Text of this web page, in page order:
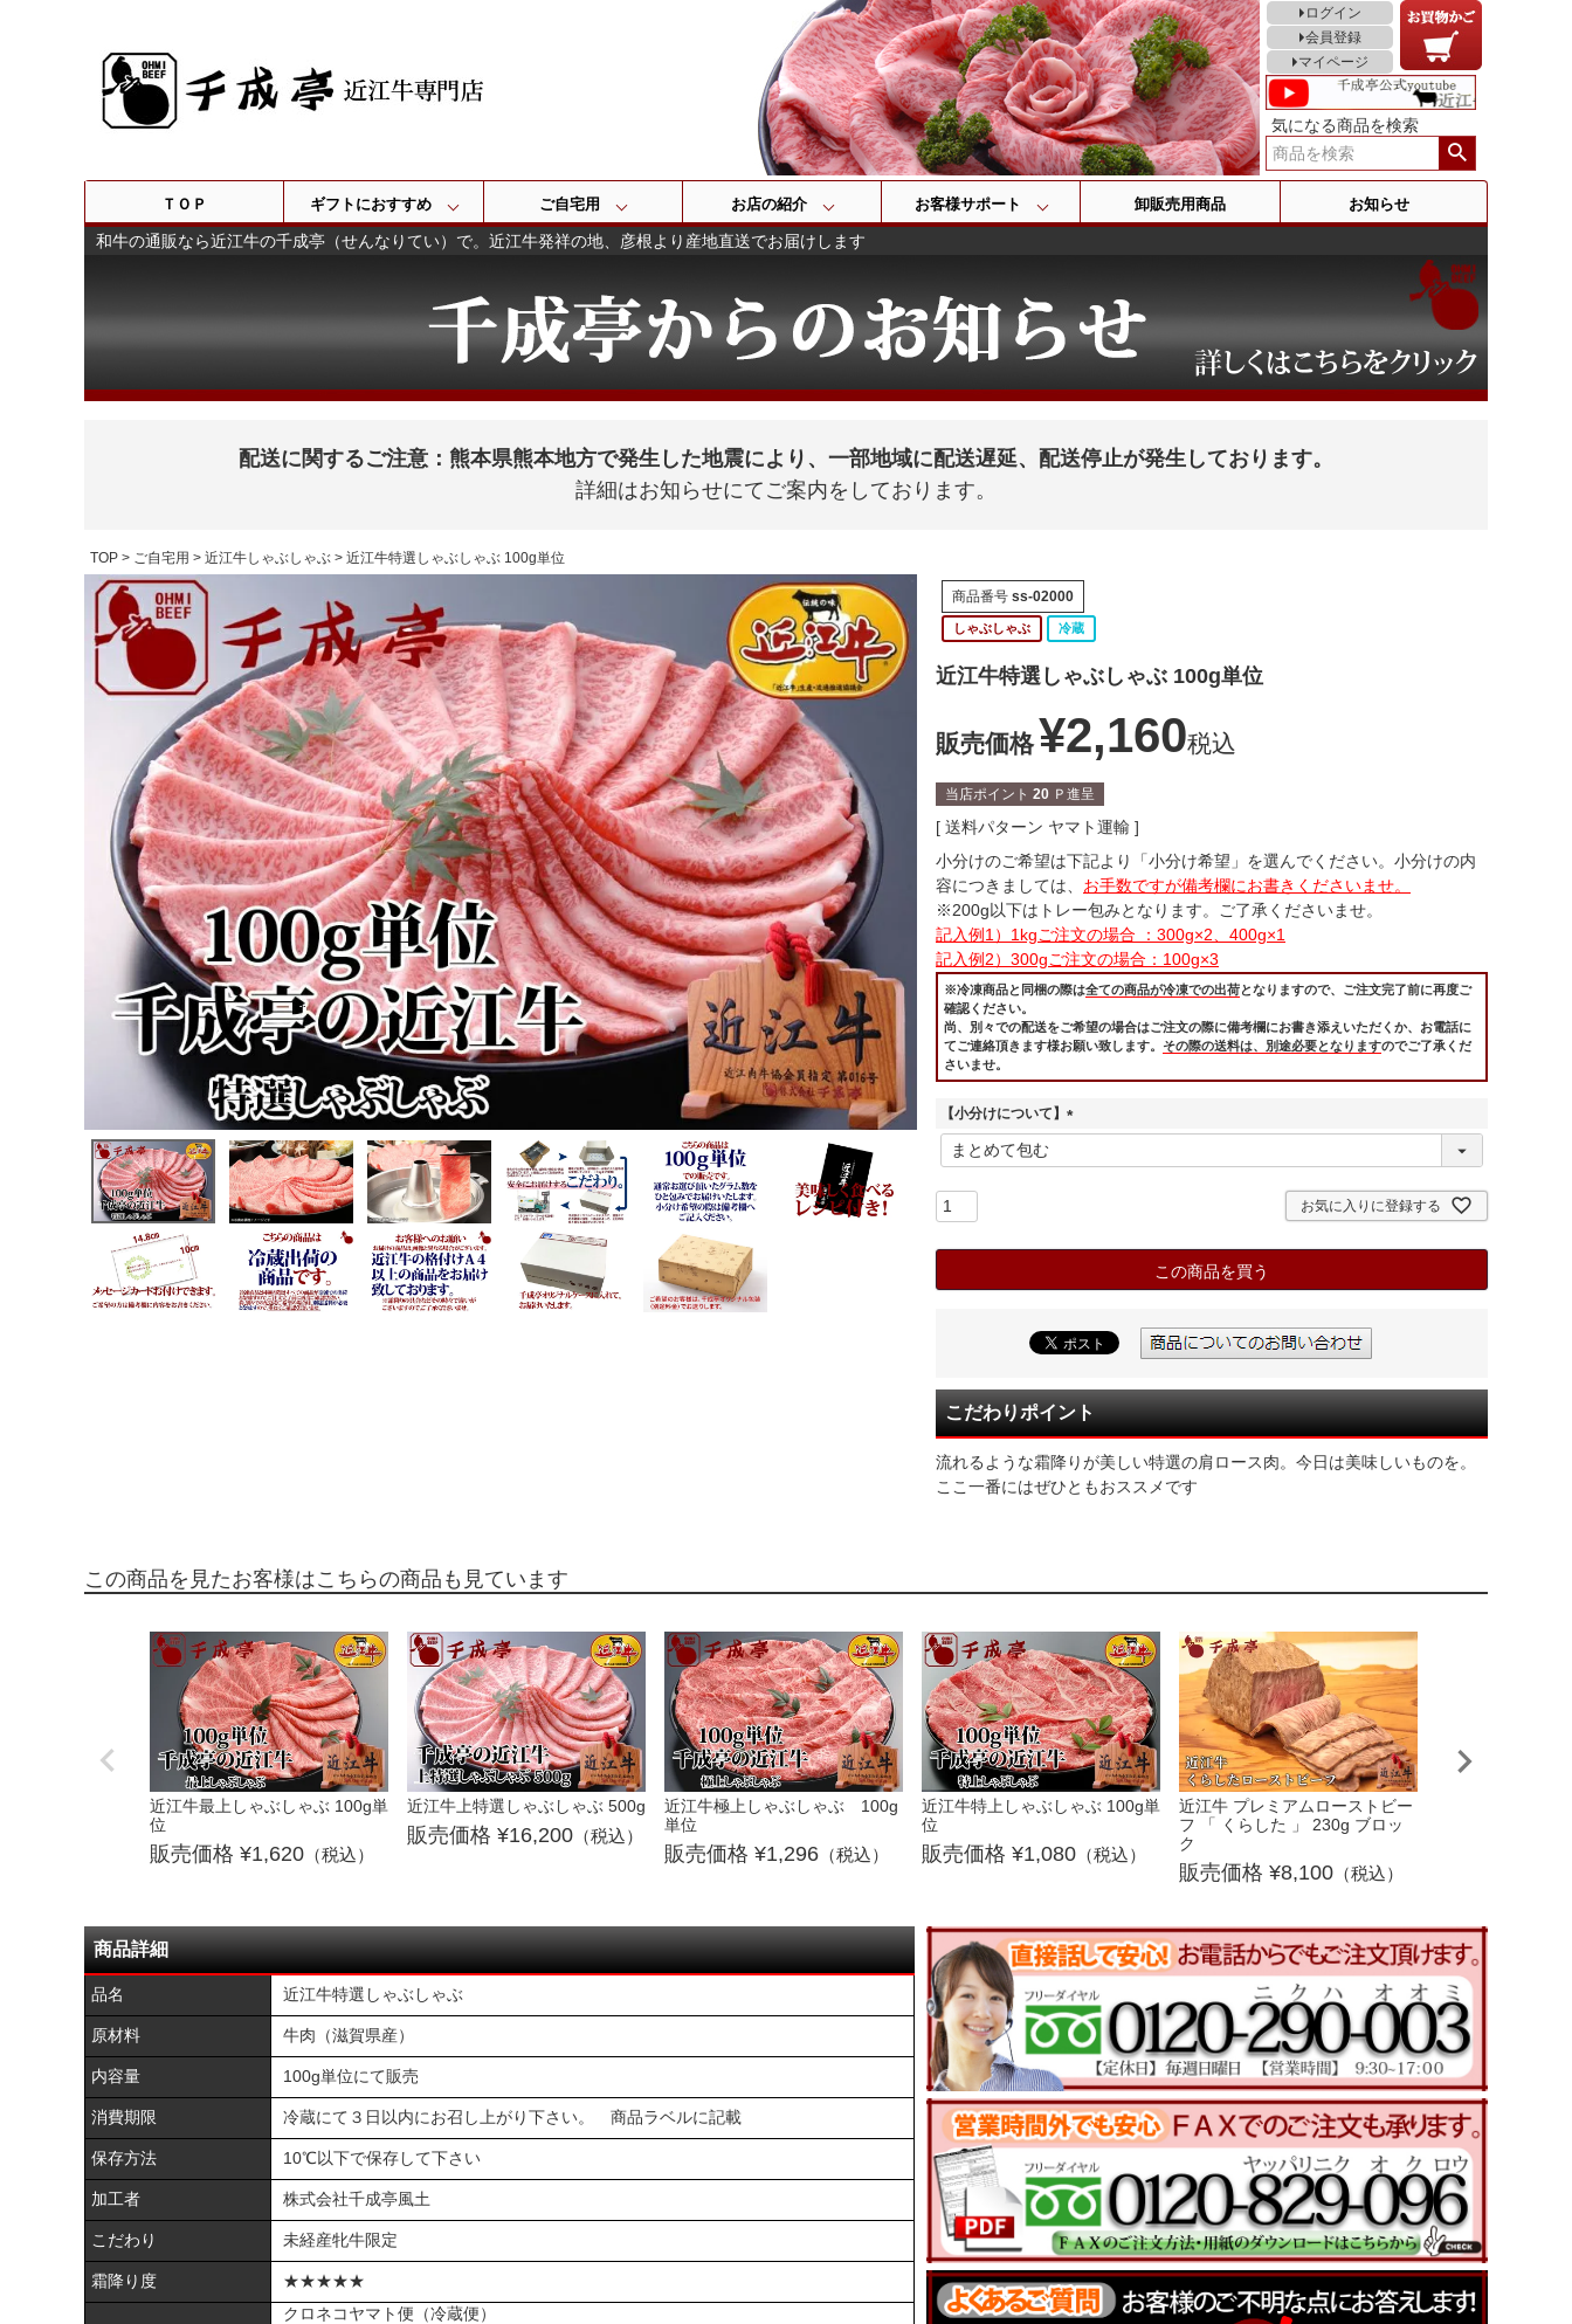
ログイン
会員登録
マイページ
気になる商品を検索
検索
ＴＯＰ ギフトにおすすめ ご自宅用 お店の紹介 お客様サポート 卸販売用商品 お知らせ
和牛の通販なら近江牛の千成亭（せんなりてい）で。近江牛発祥の地、彦根より産地直送でお届けします
配送に関するご注意：熊本県熊本地方で発生した地震により、一部地域に配送遅延、配送停止が発生しております。
詳細はお知らせにてご案内をしております。
TOP ご自宅用 近江牛しゃぶしゃぶ 近江牛特選しゃぶしゃぶ 100g単位
商品番号 ss-02000
しゃぶしゃぶ 冷蔵
近江牛特選しゃぶしゃぶ 100g単位
販売価格¥2,160税込
当店ポイント 20 Ｐ進呈
送料パターン ヤマト運輸
小分けのご希望は下記より「小分け希望」を選んでください。小分けの内
容につきましては、 お手数ですが備考欄にお書きくださいませ。
※200g以下はトレー包みとなります。ご了承くださいませ。
記入例1）1kgご注文の場合 ：300g×2、400g×1
記入例2）300gご注文の場合：100g×3
※冷凍商品と同梱の際は全ての商品が冷凍での出荷となりますので、ご注文完了前に再度ご
確認ください。
尚、別々での配送をご希望の場合はご注文の際に備考欄にお書き添えいただくか、お電話に
てご連絡頂きます様お願い致します。 その際の送料は、別途必要となりますのでご了承くだ
さいませ。
【小分けについて】
(
お気に入りに登録する
この商品を買う
こだわりポイント
流れるような霜降りが美しい特選の肩ロース肉。今日は美味しいものを。
ここ一番にはぜひともおススメです
近江牛最上しゃぶしゃぶ 100g単
位
1,620 （税込）
近江牛上特選しゃぶしゃぶ 500g
16,200 （税込）
近江牛極上しゃぶしゃぶ 100g
単位
1,296 （税込）
近江牛特上しゃぶしゃぶ 100g単
位
1,080 （税込）
近江牛 プレミアムローストビー
フ 「 くらした 」 230g ブロッ
ク
8,100 （税込）
商品詳細
品名 近江牛特選しゃぶしゃぶ
原材料 牛肉（滋賀県産）
内容量 100g単位にて販売
消費期限 冷蔵にて３日以内にお召し上がり下さい。 商品ラベルに記載
保存方法 10℃以下で保存して下さい
加工者 株式会社千成亭風土
こだわり 未経産牝牛限定
霜降り度 ★★★★★
クロネコヤマト便（冷蔵便）